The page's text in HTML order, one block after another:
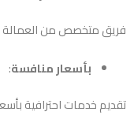
فريق متخصص من العمالة
بأسعار منافسة:
تقديم خدمات احترافية